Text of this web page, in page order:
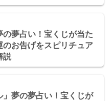
の夢占い！宝くじが当た
のお告げをスピリチュア
説
」夢の夢占い！宝くじが